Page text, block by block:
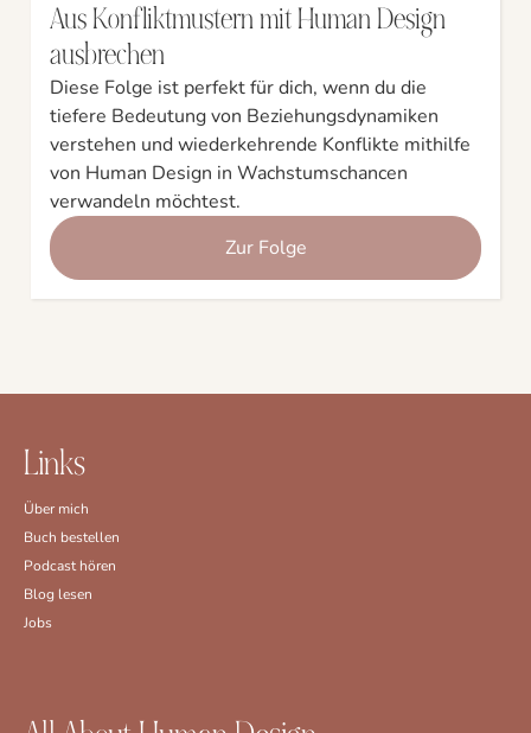
Aus Konfliktmustern mit Human Design
ausbrechen
Diese Folge ist perfekt für dich, wenn du die
tiefere Bedeutung von Beziehungsdynamiken
verstehen und wiederkehrende Konflikte mithilfe
von Human Design in Wachstumschancen
verwandeln möchtest.
Zur Folge
Links
Über mich
Buch bestellen
Podcast hören
Blog lesen
Jobs